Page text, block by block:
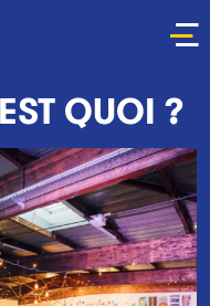
QUOI ?